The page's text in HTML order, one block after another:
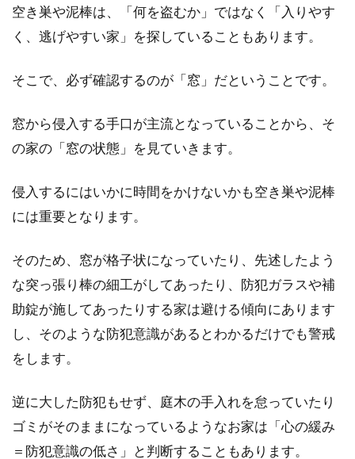
空き巣や泥棒は、「何を盗むか」ではなく「入りやす
く、逃げやすい家」を探していることもあります。
そこで、必ず確認するのが「窓」だということです。
窓から侵入する手口が主流となっていることから、そ
の家の「窓の状態」を見ていきます。
侵入するにはいかに時間をかけないかも空き巣や泥棒
には重要となります。
そのため、窓が格子状になっていたり、先述したよう
な突っ張り棒の細工がしてあったり、防犯ガラスや補
助錠が施してあったりする家は避ける傾向にあります
し、そのような防犯意識があるとわかるだけでも警戒
をします。
逆に大した防犯もせず、庭木の手入れを怠っていたり
ゴミがそのままになっているようなお家は「心の緩み
＝防犯意識の低さ」と判断することもあります。